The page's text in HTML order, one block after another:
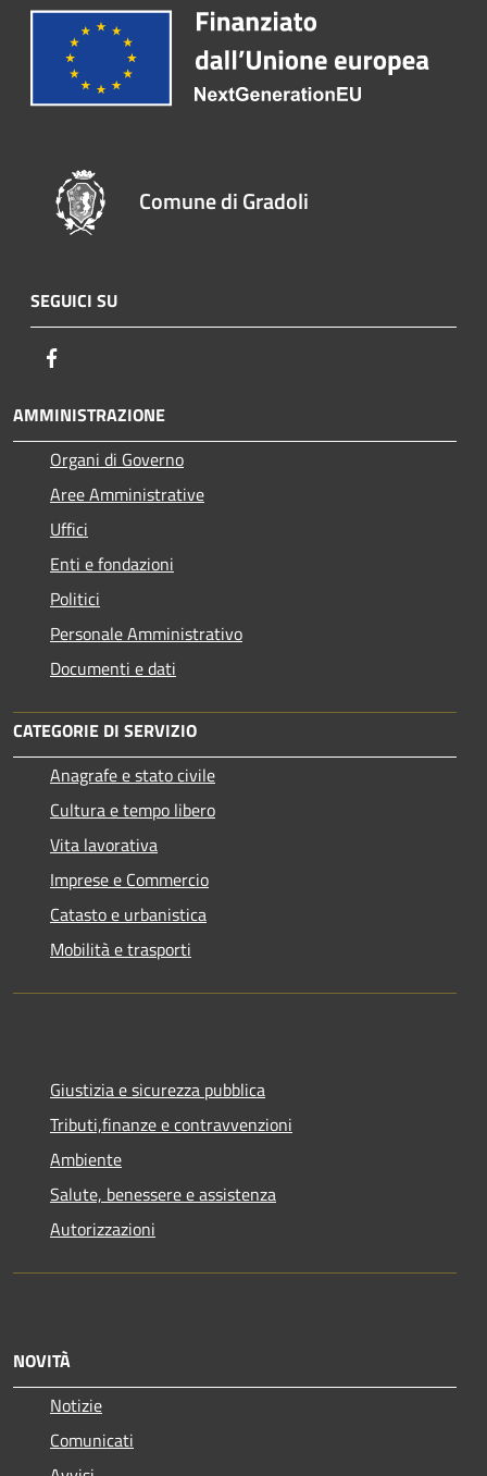
Comune di Gradoli
SEGUICI SU
AMMINISTRAZIONE
Organi di Governo
Aree Amministrative
Uffici
Enti e fondazioni
Politici
Personale Amministrativo
Documenti e dati
CATEGORIE DI SERVIZIO
Anagrafe e stato civile
Cultura e tempo libero
Vita lavorativa
Imprese e Commercio
Catasto e urbanistica
Mobilità e trasporti
Giustizia e sicurezza pubblica
Tributi,finanze e contravvenzioni
Ambiente
Salute, benessere e assistenza
Autorizzazioni
NOVITÀ
Notizie
Comunicati